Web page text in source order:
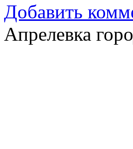
Добавить
Апрелевка